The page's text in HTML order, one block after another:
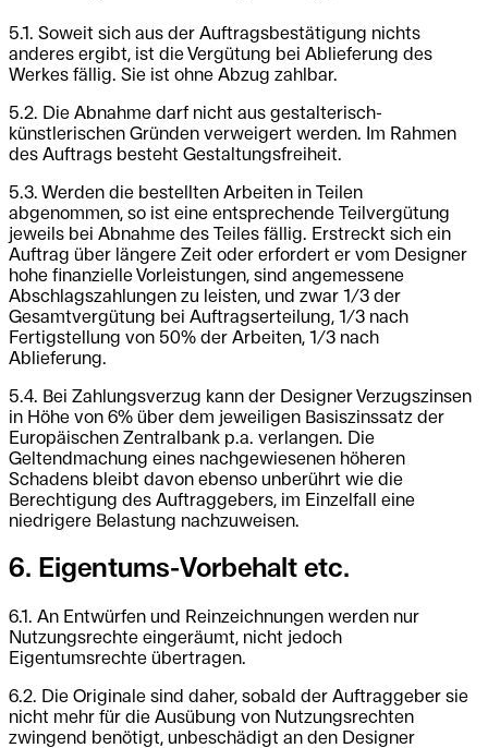
5.1. Soweit sich aus der Auftragsbestätigung nichts
anderes ergibt, ist die Vergütung bei Ablieferung des
Werkes fällig. Sie ist ohne Abzug zahlbar.
5.2. Die Abnahme darf nicht aus gestalterisch-
künstlerischen Gründen verweigert werden. Im Rahmen
des Auftrags besteht Gestaltungsfreiheit.
5.3. Werden die bestellten Arbeiten in Teilen
abgenommen, so ist eine entsprechende Teilvergütung
jeweils bei Abnahme des Teiles fällig. Erstreckt sich ein
Auftrag über längere Zeit oder erfordert er vom Designer
hohe finanzielle Vorleistungen, sind angemessene
Abschlagszahlungen zu leisten, und zwar 1/3 der
Gesamtvergütung bei Auftragserteilung, 1/3 nach
Fertigstellung von 50% der Arbeiten, 1/3 nach
Ablieferung.
5.4. Bei Zahlungsverzug kann der Designer Verzugszinsen
in Höhe von 6% über dem jeweiligen Basiszinssatz der
Europäischen Zentralbank p.a. verlangen. Die
Geltendmachung eines nachgewiesenen höheren
Schadens bleibt davon ebenso unberührt wie die
Berechtigung des Auftraggebers, im Einzelfall eine
niedrigere Belastung nachzuweisen.
6. Eigentums-Vorbehalt etc.
6.1. An Entwürfen und Reinzeichnungen werden nur
Nutzungsrechte eingeräumt, nicht jedoch
Eigentumsrechte übertragen.
6.2. Die Originale sind daher, sobald der Auftraggeber sie
nicht mehr für die Ausübung von Nutzungsrechten
zwingend benötigt, unbeschädigt an den Designer